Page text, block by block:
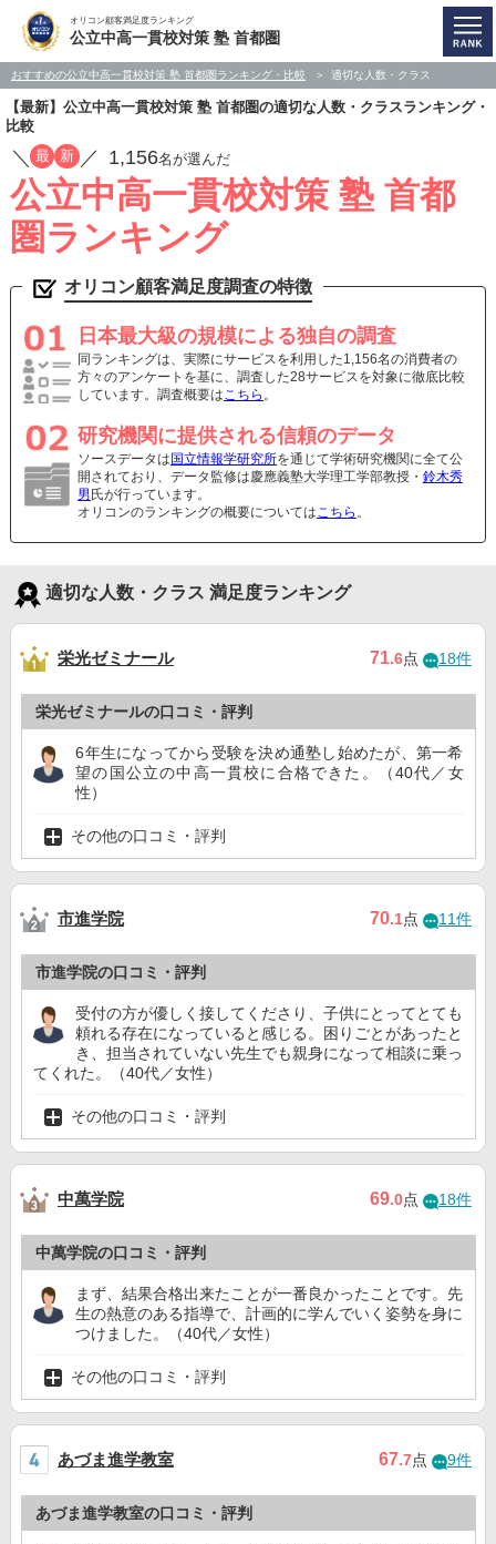
オリコン顧客満足度ランキング
公立中高一貫校対策 塾 首都圏
おすすめの公立中高一貫校対策 塾 首都圏ランキング・比較 適切な人数・クラス
【最新】公立中高一貫校対策 塾 首都圏の適切な人数・クラスランキング・
比較
／ 最 新 ／ 1,156名が選んだ
公立中高一貫校対策 塾 首都
圏ランキング
オリコン顧客満足度調査の特徴
日本最大級の規模による独自の調査
同ランキングは、実際にサービスを利用した1,156名の消費者の
方々のアンケートを基に、調査した28サービスを対象に徹底比較
しています。調査概要はこちら 。
研究機関に提供される信頼のデータ
ソースデータは 国立情報学研究所を通じて学術研究機関に全て公
開されており、データ監修は慶應義塾大学理工学部教授・ 鈴木秀
男 氏が行っています。
オリコンのランキングの概要についてはこちら 。
適切な人数・クラス 満足度ランキング
栄光ゼミナール 71.6点 18件
栄光ゼミナールの口コミ・評判
6年生になってから受験を決め通塾し始めたが、第一希
望の国公立の中高一貫校に合格できた。（40代／女
性）
その他の口コミ・評判
市進学院 70.1点 11件
市進学院の口コミ・評判
受付の方が優しく接してくださり、子供にとってとても
頼れる存在になっていると感じる。困りごとがあったと
き、担当されていない先生でも親身になって相談に乗っ
てくれた。（40代／女性）
その他の口コミ・評判
中萬学院 69.0点 18件
中萬学院の口コミ・評判
まず、結果合格出来たことが一番良かったことです。先
生の熱意のある指導で、計画的に学んでいく姿勢を身に
つけました。（40代／女性）
その他の口コミ・評判
あづま進学教室 67.7点 9件
あづま進学教室の口コミ・評判